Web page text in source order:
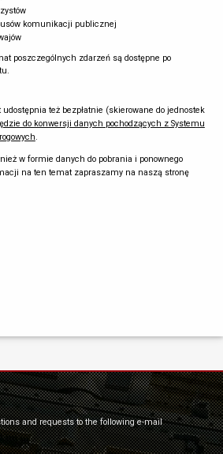
komunikacji publicznej
poszczególnych zdarzeń są dostępne po
udostępnia też bezpłatnie (skierowane do jednostek
do konwersji danych pochodzących z Systemu
.
w formie danych do pobrania i ponownego
na ten temat zapraszamy na naszą stronę
and requests to the following e-mail